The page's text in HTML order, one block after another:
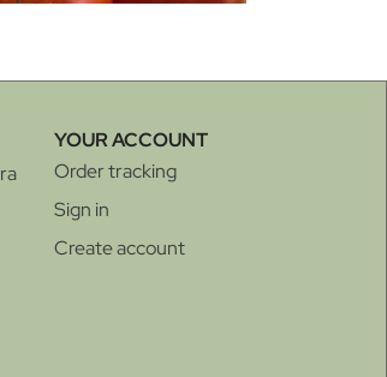
YOUR ACCOUNT
Order tracking
Sign in
Create account